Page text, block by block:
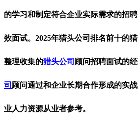
的学习和制定符合企业实际需求的招
效面试。2025年猎头公司排名前十的
整理收集的猎头公司 顾问招聘面试的
司 顾问通过和企业长期合作形成的实
业人力资源从业者参考。